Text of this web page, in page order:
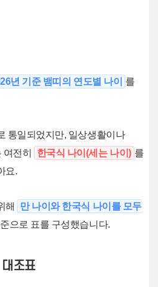
년 기준 뱀띠의 연도별 나이
를
통일되었지만, 일상생활이나
전히
한국식 나이(세는 나이) 를
요.
해
만 나이와 한국식 나이를 모두
으로 표를 구성했습니다.
조표